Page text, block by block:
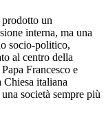
un
interna, ma una
socio-politico,
al centro della
Francesco e
italiana
società sempre più